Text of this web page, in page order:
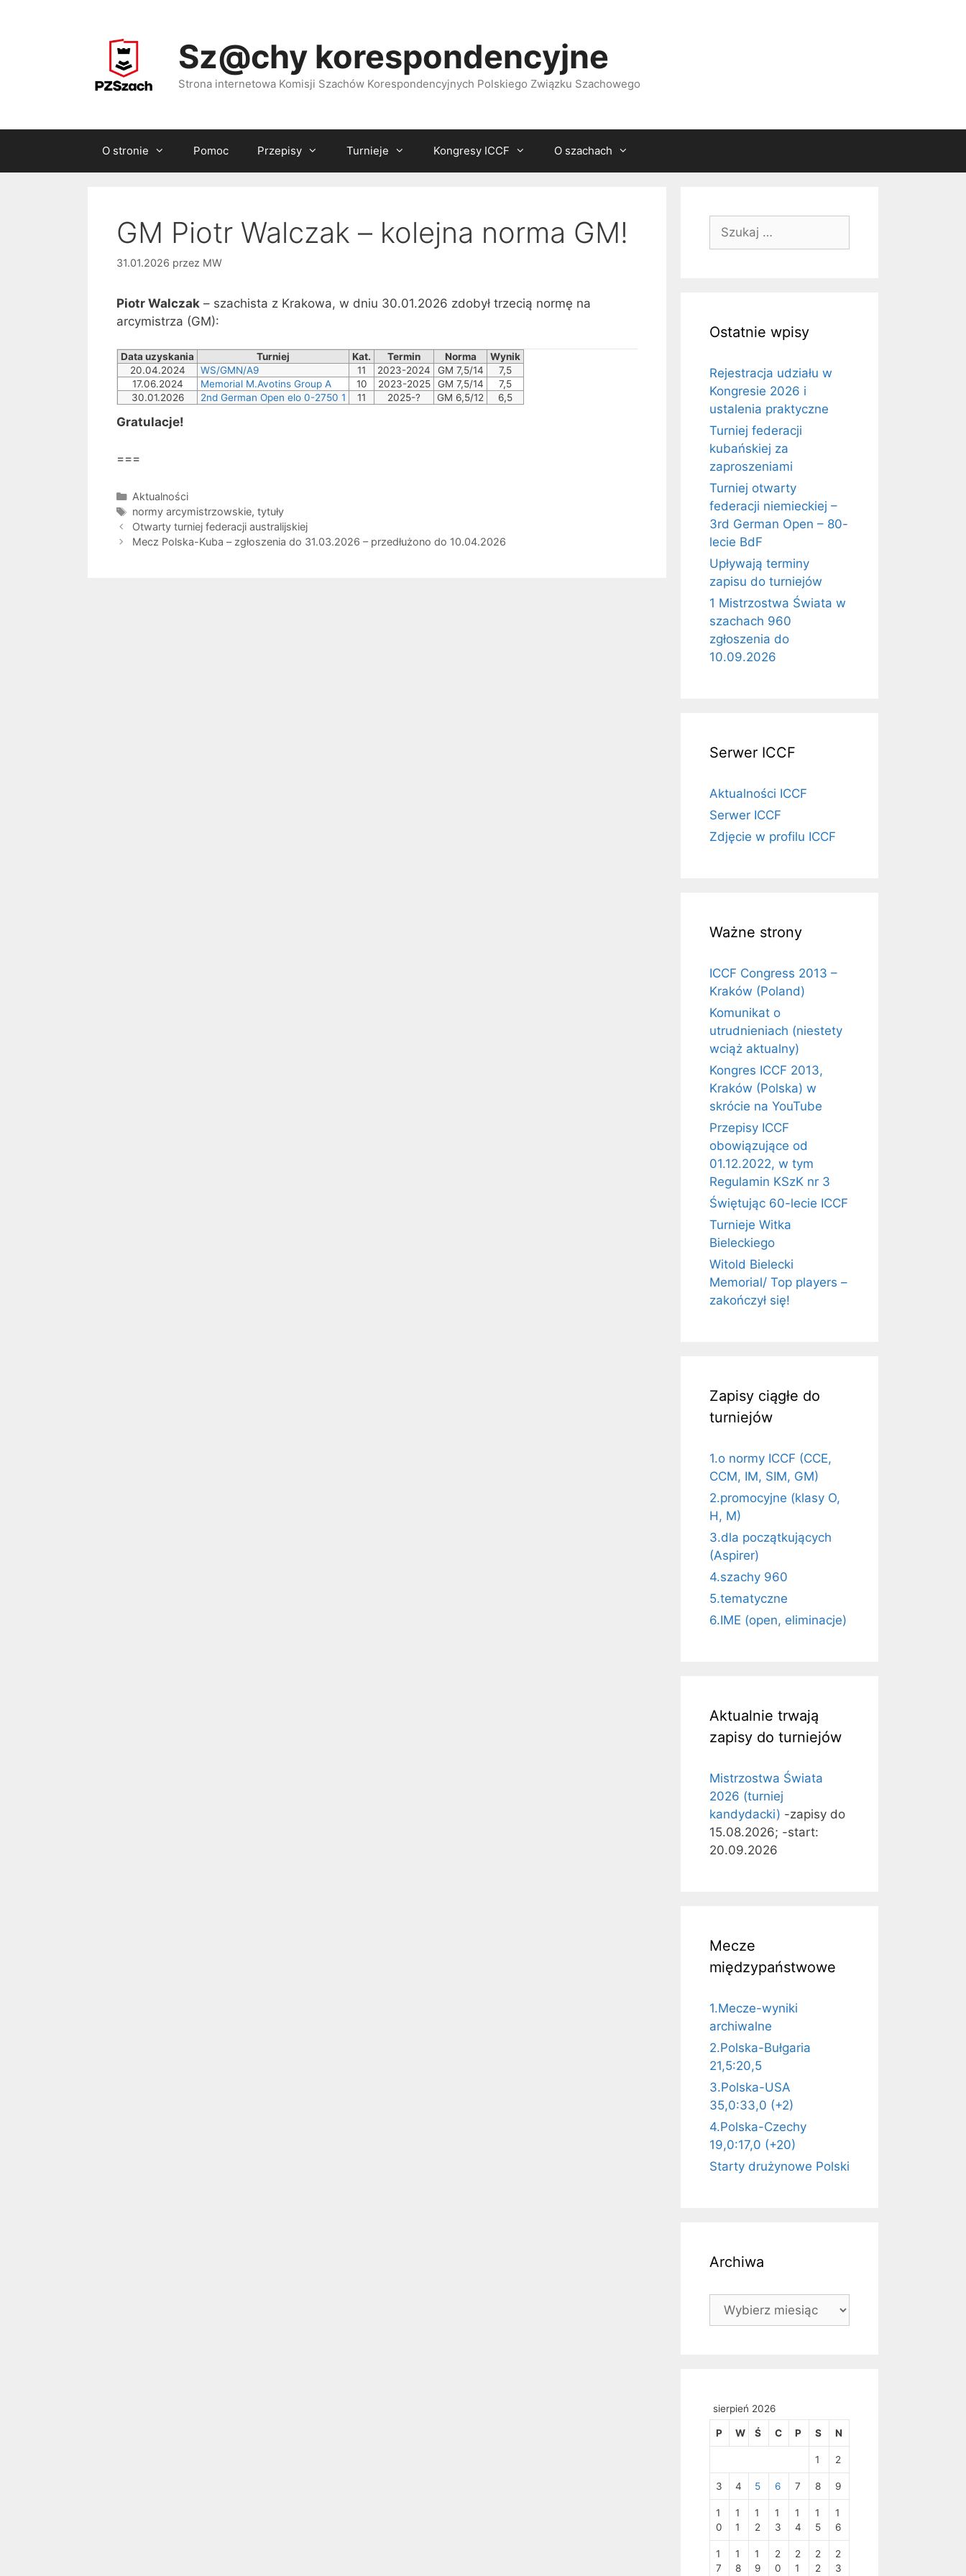
Sz@chy korespondencyjne
Strona internetowa Komisji Szachów Korespondencyjnych Polskiego Związku Szachowego
O stronie Pomoc Przepisy Turnieje Kongresy ICCF O szachach
GM Piotr Walczak – kolejna norma GM!
31.01.2026 przez MW
Piotr Walczak – szachista z Krakowa, w dniu 30.01.2026 zdobył trzecią normę na
arcymistrza (GM):
Data uzyskania Turniej Kat. Termin Norma
Wynik
20.04.2024
WS/GMN/A9 11 2023-2024 GM 7,5/14
7,5
17.06.2024
Memorial M.Avotins Group A 10 2023-2025 GM 7,5/14
7,5
30.01.2026
2nd German Open elo 0-2750 1 11 2025-? GM 6,5/12 6,5
Gratulacje!
===
Kategorie
Aktualności
Tagi
normy arcymistrzowskie, tytuły
Otwarty turniej federacji australijskiej
Mecz Polska-Kuba – zgłoszenia do 31.03.2026 – przedłużono do 10.04.2026
Ostatnie wpisy
Rejestracja udziału w
Kongresie 2026 i
ustalenia praktyczne
Turniej federacji
kubańskiej za
zaproszeniami
Turniej otwarty
federacji niemieckiej –
3rd German Open – 80-
lecie BdF
Upływają terminy
zapisu do turniejów
1 Mistrzostwa Świata w
szachach 960
zgłoszenia do
10.09.2026
Serwer ICCF
Aktualności ICCF
Serwer ICCF
Zdjęcie w profilu ICCF
Ważne strony
ICCF Congress 2013 –
Kraków (Poland)
Komunikat o
utrudnieniach (niestety
wciąż aktualny)
Kongres ICCF 2013,
Kraków (Polska) w
skrócie na YouTube
Przepisy ICCF
obowiązujące od
01.12.2022, w tym
Regulamin KSzK nr 3
Świętując 60-lecie ICCF
Turnieje Witka
Bieleckiego
Witold Bielecki
Memorial/ Top players –
zakończył się!
Zapisy ciągłe do
turniejów
1.o normy ICCF (CCE,
CCM, IM, SIM, GM)
2.promocyjne (klasy O,
H, M)
3.dla początkujących
(Aspirer)
4.szachy 960
5.tematyczne
6.IME (open, eliminacje)
Aktualnie trwają
zapisy do turniejów
Mistrzostwa Świata
2026 (turniej
kandydacki) -zapisy do
15.08.2026; -start:
20.09.2026
Mecze
międzypaństwowe
1.Mecze-wyniki
archiwalne
2.Polska-Bułgaria
21,5:20,5
3.Polska-USA
35,0:33,0 (+2)
4.Polska-Czechy
19,0:17,0 (+20)
Starty drużynowe Polski
Archiwa
Archiwa
sierpień 2026
P W Ś C P S N
1 2
3 4 5 6 7 8 9
1
0
1
1
1
2
1
3
1
4
1
5
1
6
1
7
1
8
1
9
2
0
2
1
2
2
2
3